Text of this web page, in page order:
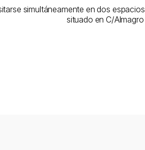
simultáneamente en dos
situado en C/